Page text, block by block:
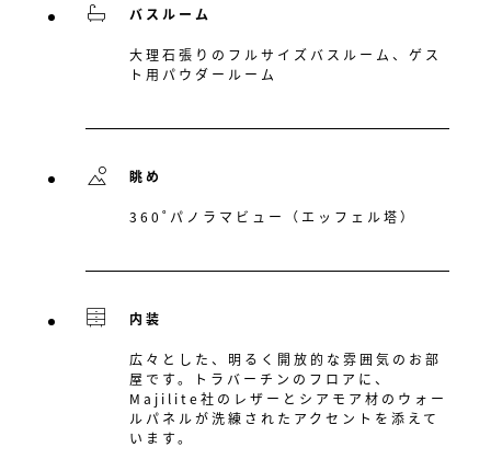
バスルーム
大理石張りのフルサイズバスルーム、ゲス
ト用パウダールーム
眺め
360˚パノラマビュー（エッフェル塔）
内装
広々とした、明るく開放的な雰囲気のお部
屋です。トラバーチンのフロアに、
Majilite社のレザーとシアモア材のウォー
ルパネルが洗練されたアクセントを添えて
います。